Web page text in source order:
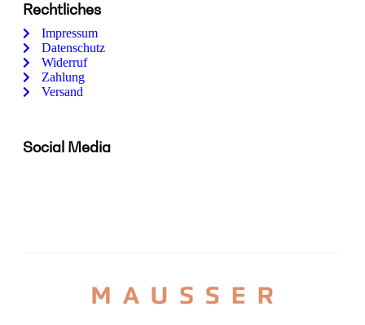
Rechtliches
Impressum
Datenschutz
Widerruf
Zahlung
Versand
Social Media